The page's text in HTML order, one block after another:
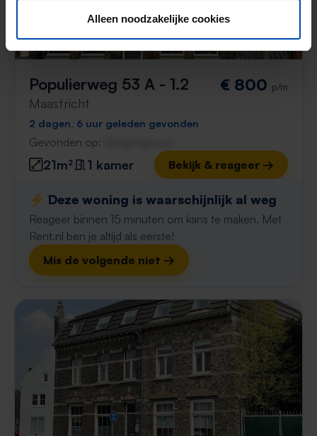
Alleen noodzakelijke cookies
Populierweg 53 A - 1.2
Maastricht
€ 800 p/m
2 dagen, 6 uur geleden gevonden
Gevonden op:
21m² 1 kamer Bekijk & reageer →
⚡️ Deze woning is waarschijnlijk al weg
Reageer binnen 15 minuten om kans te maken. Met
Rent.nl ben je altijd als eerste!
Mis de volgende niet →